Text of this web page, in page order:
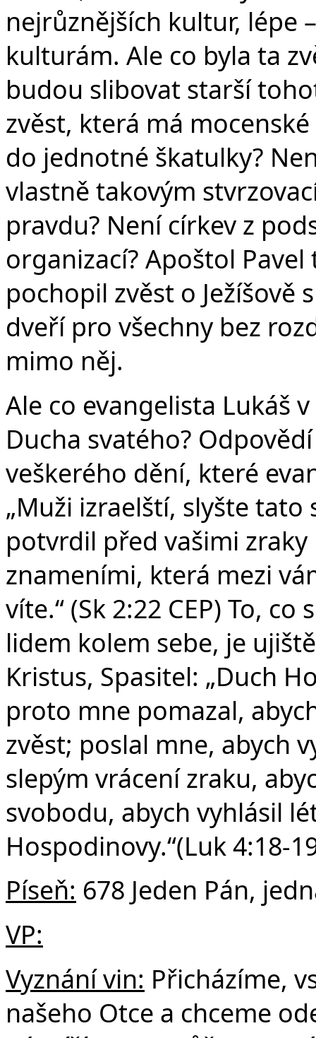
nejrůznějších kultur, lépe
kulturám. Ale co byla ta
budou slibovat starší
zvěst, která má
do jednotné škatulky?
vlastně takovým
pravdu? Není církev z
organizací? Apoštol
pochopil zvěst o
dveří pro všechny bez
mimo něj.
Ale co evangelista Lukáš
Ducha svatého?
veškerého dění, které
„Muži izraelští, slyšte tato
potvrdil před vašimi
znameními, která mezi
víte.“ (Sk 2:22 CEP) To,
lidem kolem sebe, je
Kristus, Spasitel: „Duch
proto mne pomazal,
zvěst; poslal mne, abych
slepým vrácení zraku,
svobodu, abych vyhlásil
Hospodinovy.“(Luk 4:18-
Píseň: 678 Jeden Pán,
VP:
Vyznání vin: Přicházíme,
našeho Otce a chceme